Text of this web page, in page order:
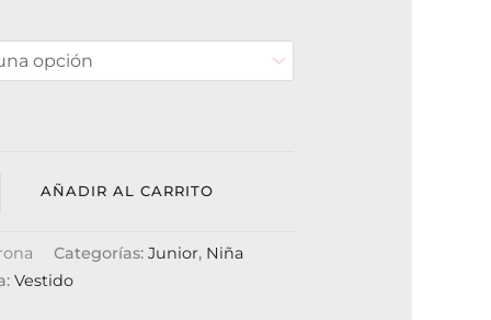
AÑADIR AL CARRITO
Categorías:Junior, Niña
Vestido